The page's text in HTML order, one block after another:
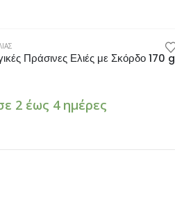
Πράσινες Ελιές με Σκόρδο 170 g
2 έως 4 ημέρες